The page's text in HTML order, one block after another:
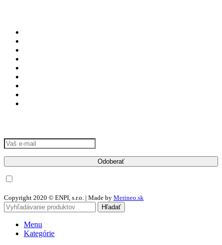
Copyright 2020 © ENPI, s.r.o. | Made by Merineo.sk
Hľadať
Menu
Kategórie